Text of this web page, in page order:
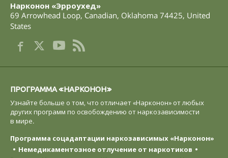
Нарконон «Эрроухед»
69 Arrowhead Loop, Canadian, Oklahoma 74425, United
States
ПРОГРАММА «НАРКОНОН»
Узнайте больше о том, что отличает «Нарконон» от любых
других программ по освобождению от наркозависимости
в мире.
Программа соцадаптации наркозависимых «Нарконон»
Немедикаментозное отлучение от наркотиков